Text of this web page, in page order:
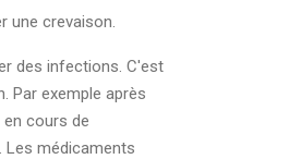
une crevaison.
des infections. C'est
Par exemple après
cours de
Les médicaments